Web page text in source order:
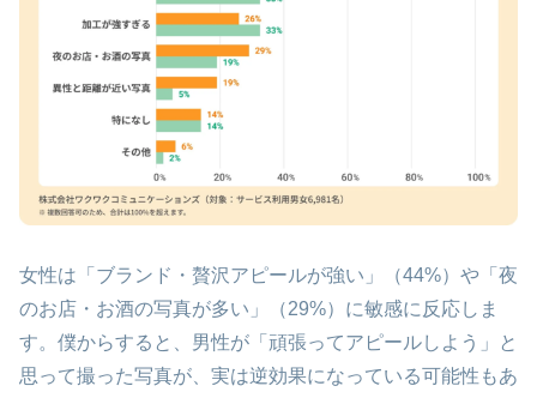
女性は「ブランド・贅沢アピールが強い」（44%）や「夜
のお店・お酒の写真が多い」（29%）に敏感に反応しま
す。僕からすると、男性が「頑張ってアピールしよう」と
思って撮った写真が、実は逆効果になっている可能性もあ